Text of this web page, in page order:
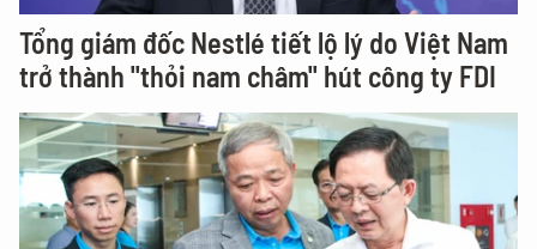
Tổng giám đốc Nestlé tiết lộ lý do Việt Nam
trở thành "thỏi nam châm" hút công ty FDI